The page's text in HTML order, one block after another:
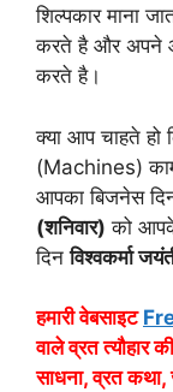
शिल्पकार माना
करते है और अपने
करते है।
क्या आप चाहते हो
(Machines)
आपका बिजनेस
(शनिवार) को
दिनविश्वकर्मा
हमारी वेबसाइट
वाले व्रत त्यौहार
साधना, व्रत कथा,